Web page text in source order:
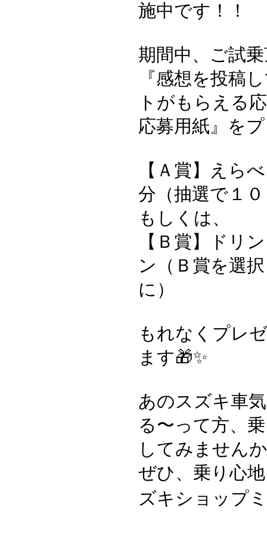
施中です！！
期間中、ご試
『感想を投稿
トがもらえる
応募用紙』を
【Ａ賞】えら
分（抽選で１
もしくは、
【Ｂ賞】ドリ
ン（Ｂ賞を選
に）
もれなくプレ
ます🎁✨
あのスズキ車
る〜って方、
してみません
ぜひ、乗り心
ズキショップ